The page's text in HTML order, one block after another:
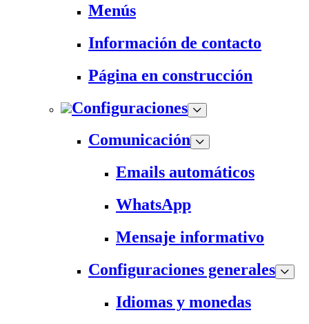
Menús
Información de contacto
Página en construcción
Configuraciones
Comunicación
Emails automáticos
WhatsApp
Mensaje informativo
Configuraciones generales
Idiomas y monedas